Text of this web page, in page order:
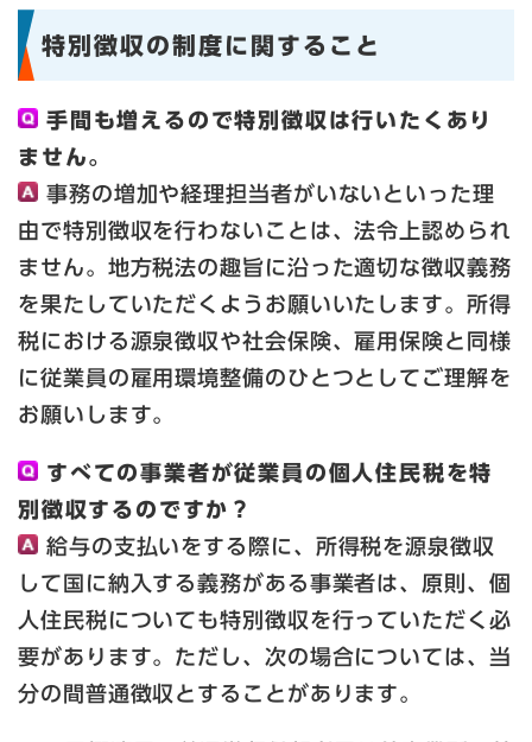
特別徴収の制度に関すること
手間も増えるので特別徴収は行いたくあり
ません。
事務の増加や経理担当者がいないといった理
由で特別徴収を行わないことは、法令上認められ
ません。地方税法の趣旨に沿った適切な徴収義務
を果たしていただくようお願いいたします。所得
税における源泉徴収や社会保険、雇用保険と同様
に従業員の雇用環境整備のひとつとしてご理解を
お願いします。
すべての事業者が従業員の個人住民税を特
別徴収するのですか？
給与の支払いをする際に、所得税を源泉徴収
して国に納入する義務がある事業者は、原則、個
人住民税についても特別徴収を行っていただく必
要があります。ただし、次の場合については、当
分の間普通徴収とすることがあります。